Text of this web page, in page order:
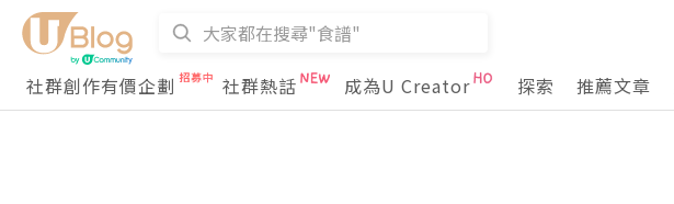
社群創作有價企劃 社群熱話 成為U Creator 探索 推薦文章